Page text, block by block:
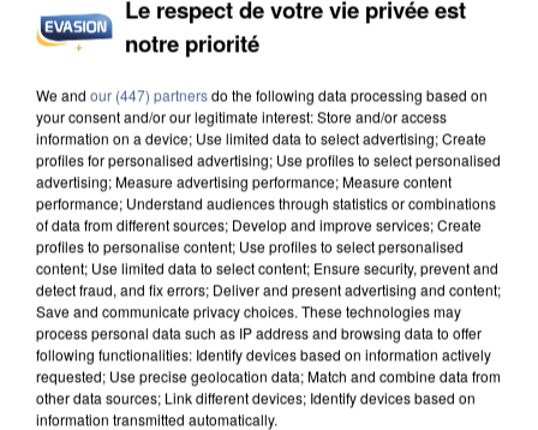
UNE TOURISTE DE L’OISE EMPORTÉE PAR UNE
COULÉE DE BOUE EN HAUTE-SAVOIE
Le respect de votre vie privée est
notre priorité
We and our (447) partnersdo the following data processing based on
your consent and/or our legitimate interest: Store and/or access
information on a device; Use limited data to select advertising; Create
profiles for personalised advertising; Use profiles to select personalised
advertising; Measure advertising performance; Measure content
performance; Understand audiences through statistics or combinations
of data from different sources; Develop and improve services; Create
profiles to personalise content; Use profiles to select personalised
content; Use limited data to select content; Ensure security, prevent and
detect fraud, and fix errors; Deliver and present advertising and content;
Save and communicate privacy choices. These technologies may
process personal data such as IP address and browsing data to offer
following functionalities: Identify devices based on information actively
requested; Use precise geolocation data; Match and combine data from
other data sources; Link different devices; Identify devices based on
information transmitted automatically.